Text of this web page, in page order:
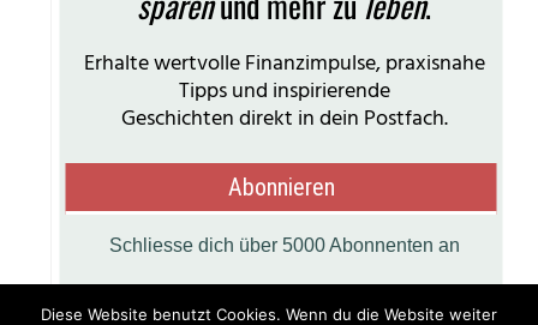
Diese Website benutzt Cookies. Wenn du die Website weiter